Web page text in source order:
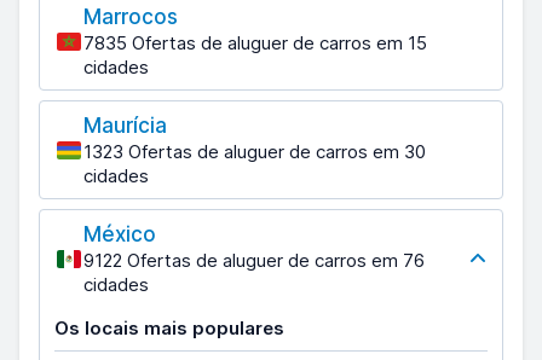
Marrocos
7835 Ofertas de aluguer de carros em 15
cidades
Maurícia
1323 Ofertas de aluguer de carros em 30
cidades
México
9122 Ofertas de aluguer de carros em 76
cidades
Os locais mais populares